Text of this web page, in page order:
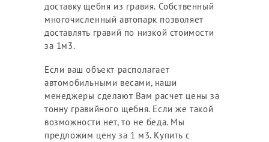
доставку щебня из гравия. Собственный
многочисленный автопарк позволяет
доставлять гравий по низкой стоимости
за 1м3.
Если ваш объект располагает
автомобильными весами, наши
менеджеры сделают Вам расчет цены за
тонну гравийного щебня. Если же такой
возможности нет, то не беда. Мы
предложим цену за 1 м3. Купить с